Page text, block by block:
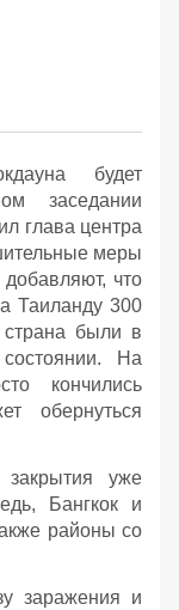
будет
заседании
глава центра
меры
что
Таиланду 300
были в
На
кончились
обернуться
уже
Бангкок и
районы со
заражения и